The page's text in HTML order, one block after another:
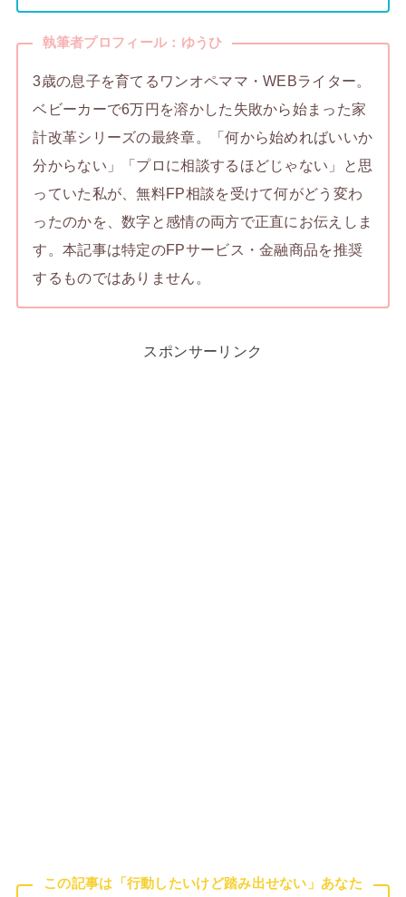
執筆者プロフィール：ゆうひ
3歳の息子を育てるワンオペママ・WEBライター。
ベビーカーで6万円を溶かした失敗から始まった家
計改革シリーズの最終章。「何から始めればいいか
分からない」「プロに相談するほどじゃない」と思
っていた私が、無料FP相談を受けて何がどう変わ
ったのかを、数字と感情の両方で正直にお伝えしま
す。本記事は特定のFPサービス・金融商品を推奨
するものではありません。
スポンサーリンク
この記事は「行動したいけど踏み出せない」あなた